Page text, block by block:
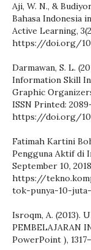
Aji, W. N., &
Bahasa Indonesia
Active Learning,
https://doi.org/
Darmawan, S. L.
Information Skill
Graphic
ISSN Printed: 2089-
https://doi.org/
Fatimah Kartini
Pengguna Aktif di
September 10,
https://
tok-punya-10-
Isroqm, A. (2013).
PEMBELAJARAN
PowerPoint ),